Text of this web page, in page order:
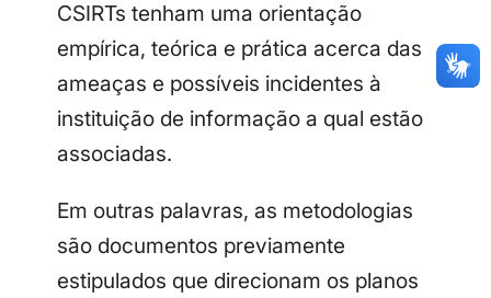
CPF Email
CPF
Email
Digite sua senha Confirme a senha
CSIRTs tenham uma orientação
empírica, teórica e prática acerca das
ameaças e possíveis incidentes à
instituição de informação a qual estão
associadas.
Em outras palavras, as metodologias
são documentos previamente
estipulados que direcionam os planos